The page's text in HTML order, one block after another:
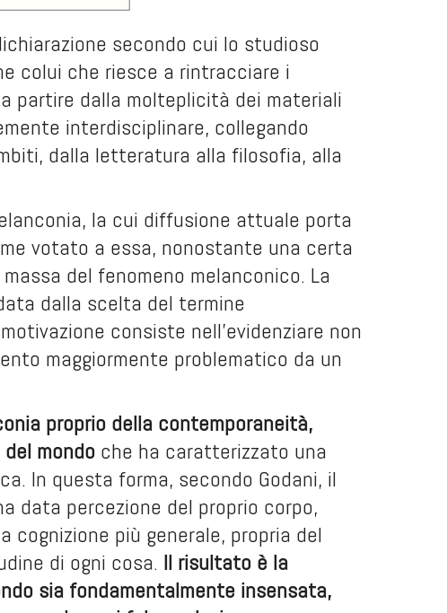
secondo cui lo studioso
colui che riesce a rintracciare i
partire dalla molteplicità dei materiali
interdisciplinare, collegando
dalla letteratura alla filosofia, alla
la cui diffusione attuale porta
votato a essa, nonostante una certa
del fenomeno melanconico. La
dalla scelta del termine
consiste nell’evidenziare non
maggiormente problematico da un
proprio della contemporaneità,
mondo che ha caratterizzato una
In questa forma, secondo Godani, il
data percezione del proprio corpo,
più generale, propria del
di ogni cosa. Il risultato è la
sia fondamentalmente insensata,